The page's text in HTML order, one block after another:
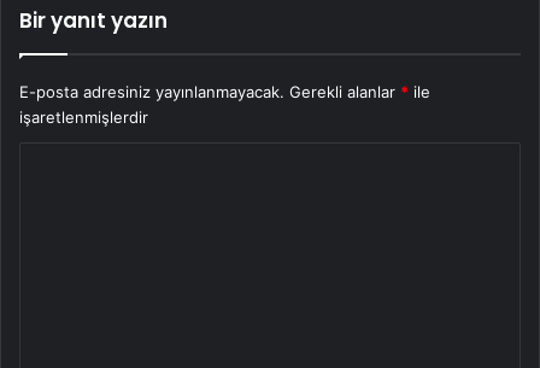
Bir yanıt yazın
E-posta adresiniz yayınlanmayacak. Gerekli alanlar * ile
işaretlenmişlerdir